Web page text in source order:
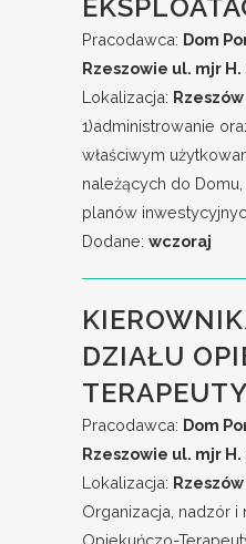
Pracodawca: Dom
Rzeszowie ul. mjr
Lokalizacja: Rzeszów
1)administrowanie
właściwym
należących do
planów
Dodane: wczoraj
DZIAŁU
Pracodawca: Dom
Rzeszowie ul. mjr
Lokalizacja: Rzeszów
Organizacja, nadzór i
Opiekuńczo-